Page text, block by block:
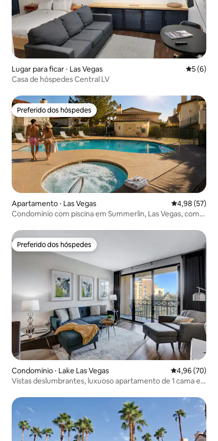
Lugar para ficar ⋅ Las Vegas 5 de
5 (6)
Casa de hóspedes Central LV
Preferido dos hóspedes
Preferido dos hóspedes
Apartamento ⋅ Las Vegas 4,98 de uma
4,98 (57)
Condomínio com piscina em Summerlin, Las Vegas, com
Preferido dos hóspedes
Preferido dos hóspedes
Condomínio ⋅ Lake Las Vegas 4,96 de uma
4,96 (70)
Vistas deslumbrantes, luxuoso apartamento de 1 cama e 1